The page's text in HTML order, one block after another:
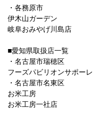
・各務原市
伊木山ガーデン
岐阜おみやげ川島店
■愛知県取扱店一覧
・名古屋市瑞穂区
フーズパビリオンサポーレ
・名古屋市名東区
お米工房
お米工房一社店